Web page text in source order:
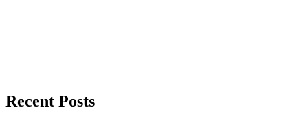
Recent Posts